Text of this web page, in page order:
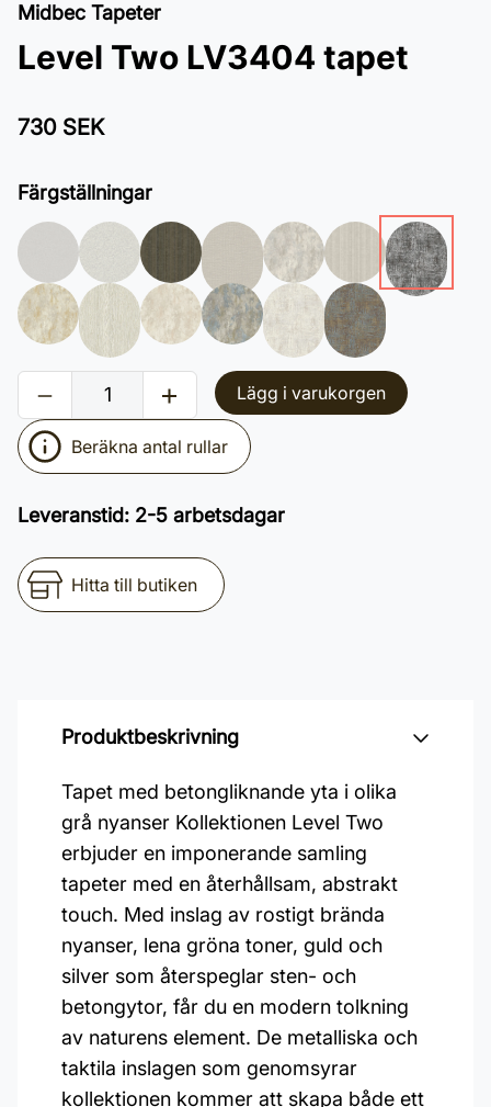
Midbec Tapeter
Level Two LV3404 tapet
730 SEK
Färgställningar
Lägg i varukorgen
Beräkna antal rullar
Leveranstid: 2-5 arbetsdagar
Hitta till butiken
Produktbeskrivning
Tapet med betongliknande yta i olika
grå nyanser Kollektionen Level Two
erbjuder en imponerande samling
tapeter med en återhållsam, abstrakt
touch. Med inslag av rostigt brända
nyanser, lena gröna toner, guld och
silver som återspeglar sten- och
betongytor, får du en modern tolkning
av naturens element. De metalliska och
taktila inslagen som genomsyrar
kollektionen kommer att skapa både ett